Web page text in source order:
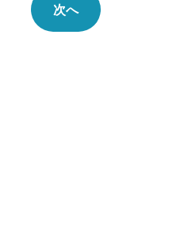
次へ